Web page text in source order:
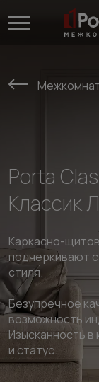
Porta
Классик
Каркасно-
подчеркивают
стиля.
Безупречное
возможность
Изысканность
и статус.